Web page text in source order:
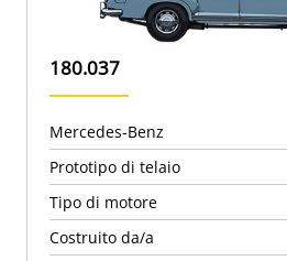
180.037
Mercedes-Benz
Prototipo di telaio
Tipo di motore
Costruito da/a